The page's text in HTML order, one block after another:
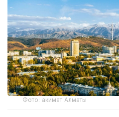
Фото: акимат Алматы